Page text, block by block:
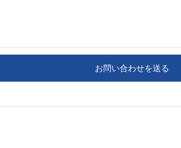
お問い合わせを送る